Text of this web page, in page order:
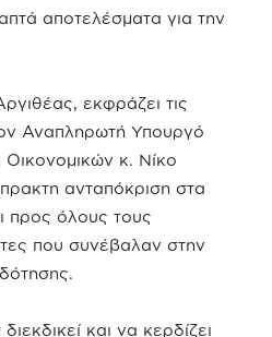
αποτελέσματα για την
εκφράζει τις
Αναπληρωτή Υπουργό
Οικονομικών κ. Νίκο
ανταπόκριση στα
προς όλους τους
που συνέβαλαν στην
και να κερδίζει